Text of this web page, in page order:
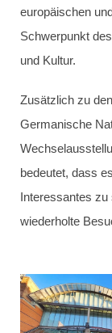
europäischen
Schwerpunkt
und Kultur.
Zusätzlich zu
Germanische
bedeutet, dass
Interessantes zu
wiederholte